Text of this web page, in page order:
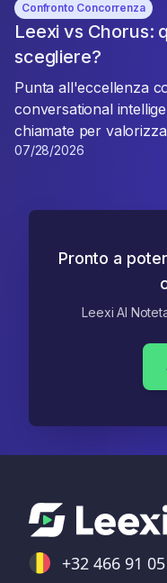
Confronto Concorrenza
Leexi vs Chorus:
scegliere?
Punta all'eccellenza
conversational
chiamate per
07/28/2026
Pronto a
Leexi AI
+32 466 91